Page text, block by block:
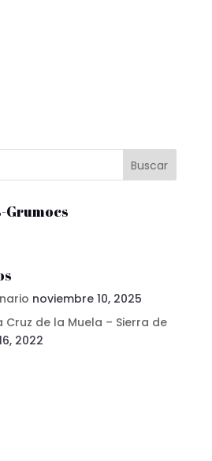
Grumocs
noviembre 10, 2025
de la Muela – Sierra de
2022